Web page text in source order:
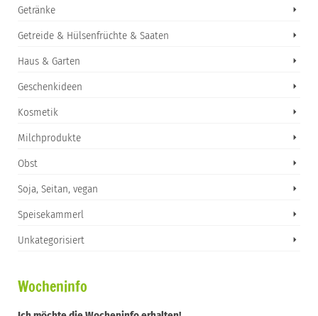
Getränke
Getreide & Hülsenfrüchte & Saaten
Haus & Garten
Geschenkideen
Kosmetik
Milchprodukte
Obst
Soja, Seitan, vegan
Speisekammerl
Unkategorisiert
Wocheninfo